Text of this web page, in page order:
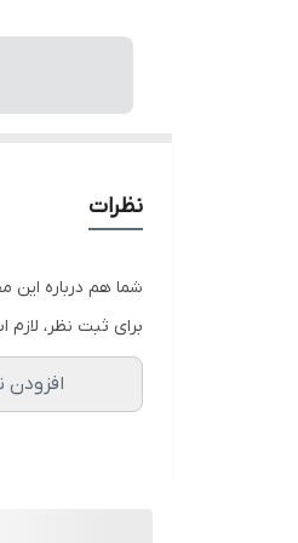
نظرات
شما هم درباره این
برای ثبت نظر،
افزودن